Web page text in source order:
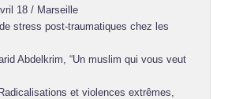
18 / Marseille
stress post-traumatiques chez les
Abdelkrim, “Un muslim qui vous veut
et violences extrêmes,